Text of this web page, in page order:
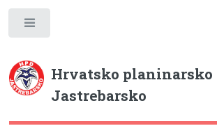
Hrvatsko planinarsko
Jastrebarsko